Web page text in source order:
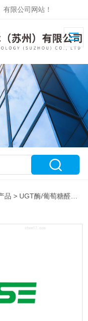
限公司网站！
品 > UGT酶/葡萄糖醛酸转移酶